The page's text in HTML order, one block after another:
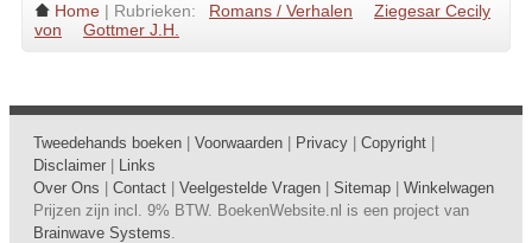
Home | Rubrieken: Romans / Verhalen
Ziegesar Cecily
von
Gottmer J.H.
Tweedehands boeken Voorwaarden Privacy Copyright
Disclaimer
Links
Over Ons
Contact Veelgestelde Vragen Sitemap
Winkelwagen
Prijzen zijn incl. 9% BTW. BoekenWebsite.nl is een project van
Brainwave Systems.